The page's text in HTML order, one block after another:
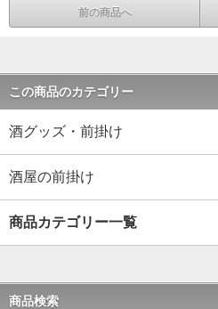
前の商品へ
この商品のカテゴリー
酒グッズ・前掛け
酒屋の前掛け
商品カテゴリー一覧
商品検索